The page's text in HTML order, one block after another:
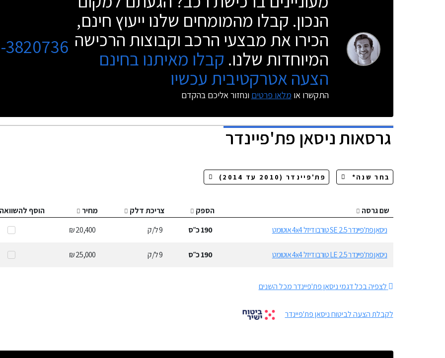
הנכון. קבלו מהמומחים שלנו ייעוץ חינם,
הכירו את מבצעי הרכב וקבוצות הרכישה
המיוחדות שלנו. קבלו מאיתנו בחינם
הצעה אטרקטיבית עכשיו
התקשרו או מלאו פרטים ונחזור אליכם בהקדם
3820736
גרסאותניסאן פת'פיינדר
שם גרסה הספק צריכת דלק מחיר
הוסף
ניסאן פת'פיינדר SE 2.5 טורבו דיזל 4x4 אוטומט
190כ״ס 9ל/ק 20,400 ₪
ניסאן פת'פיינדר LE 2.5 טורבו דיזל 4x4 אוטומט 190כ״ס 9ל/ק 25,000 ₪
לצפיה בכל דגמי ניסאן פת'פיינדר מכל השנים
לקבלת הצעה לביטוח ניסאן פת'פיינדר